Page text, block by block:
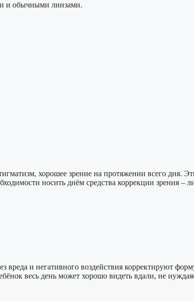
и обычными линзами.
хорошее зрение на протяжении всего дня.
носить днём средства коррекции зрения –
и негативного воздействия корректируют
весь день может хорошо видеть вдали, не